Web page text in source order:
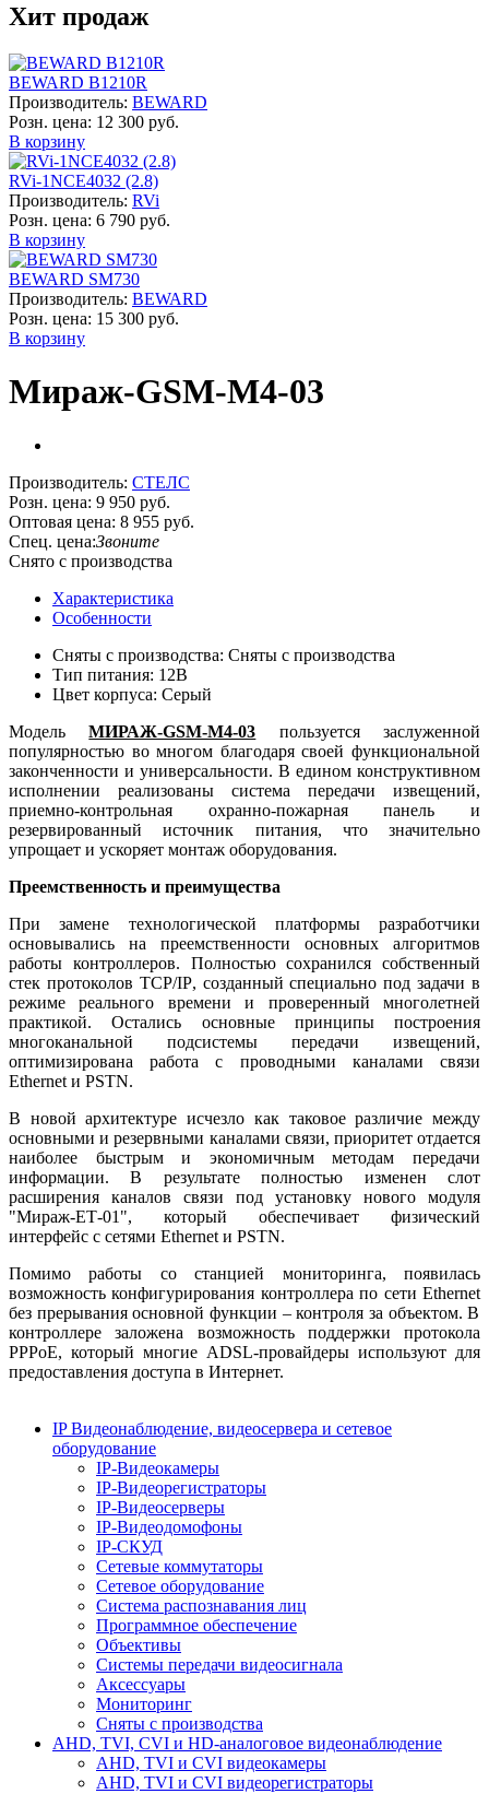
Хит продаж
BEWARD B1210R
Производитель: BEWARD
Розн. цена: 12 300 руб.
В корзину
RVi-1NCE4032 (2.8)
Производитель: RVi
Розн. цена: 6 790 руб.
В корзину
BEWARD SM730
Производитель: BEWARD
Розн. цена: 15 300 руб.
В корзину
Мираж-GSM-M4-03
Производитель: СТЕЛС
Розн. цена: 9 950 руб.
Оптовая цена: 8 955 руб.
Спец. цена:Звоните
Снято с производства
Характеристика
Особенности
Сняты с производства: Сняты с производства
Тип питания: 12В
Цвет корпуса: Серый
МодельМИРАЖ-GSM-M4-03
пользуется заслуженной
популярностью во многом благодаря своей функциональной
законченности и универсальности. В едином конструктивном
исполнении реализованы система передачи извещений,
приемно-контрольная охранно-пожарная панель и
резервированный источник питания, что значительно
упрощает и ускоряет монтаж оборудования.
Преемственность и преимущества
При замене технологической платформы разработчики
основывались на преемственности основных алгоритмов
работы контроллеров. Полностью сохранился собственный
стек протоколов TCP/IP, созданный специально под задачи в
режиме реального времени и проверенный многолетней
практикой. Остались основные принципы построения
многоканальной подсистемы передачи извещений,
оптимизирована работа с проводными каналами связи
Ethernet и PSTN.
В новой архитектуре исчезло как таковое различие между
основными и резервными каналами связи, приоритет отдается
наиболее быстрым и экономичным методам передачи
информации. В результате полностью изменен слот
расширения каналов связи под установку нового модуля
"Мираж-ЕТ-01", который обеспечивает физический
интерфейс с сетями Ethernet и PSTN.
Помимо работы со станцией мониторинга, появилась
возможность конфигурирования контроллера по сети Ethernet
без прерывания основной функции – контроля за объектом. В
контроллере заложена возможность поддержки протокола
PPPoE, который многие ADSL-провайдеры используют для
предоставления доступа в Интернет.
IP Видеонаблюдение, видеосервера и сетевое
оборудование
IP-Видеокамеры
IP-Видеорегистраторы
IP-Видеосерверы
IP-Видеодомофоны
IP-СКУД
Сетевые коммутаторы
Сетевое оборудование
Система распознавания лиц
Программное обеспечение
Объективы
Системы передачи видеосигнала
Аксессуары
Мониторинг
Сняты с производства
AHD, TVI, CVI и HD-аналоговое видеонаблюдение
AHD, TVI и CVI видеокамеры
AHD, TVI и CVI видеорегистраторы